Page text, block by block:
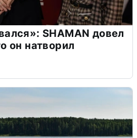
SHAMAN довел
он натворил